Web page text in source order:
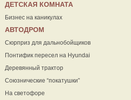
ДЕТСКАЯ КОМНАТА
Бизнес на каникулах
АВТОДРОМ
Сюрприз для дальнобойщиков
Понтифик пересел на Hyundai
Деревянный трактор
Союзнические “покатушки”
На светофоре